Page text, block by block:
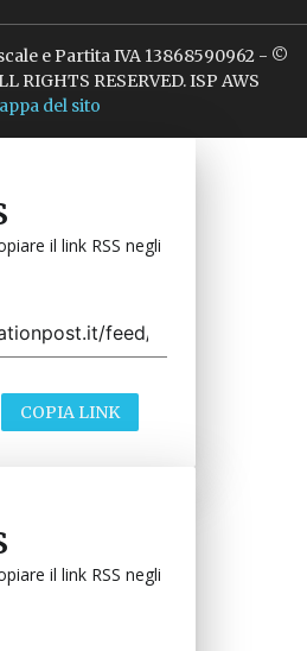
e Partita IVA 13868590962 - ©
RIGHTS RESERVED. ISP AWS
del sito
il link RSS negli
COPIA LINK
il link RSS negli